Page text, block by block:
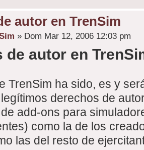
autor en TrenSim
» Dom Mar 12, 2006 12:03 pm
de autor en
TrenSim ha sido, es y
derechos de
add-ons para
como la de los
las del resto de